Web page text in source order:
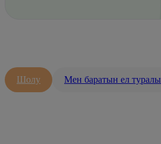
Шолу Мен баратын ел туралы